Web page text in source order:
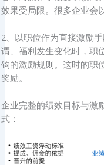
效果受局限。很多企业会
2、以职位作为直接激励
谓、福利发生变化时，职
钩的激励规则。这时的职
奖励。
企业完整的绩效目标与激
式：